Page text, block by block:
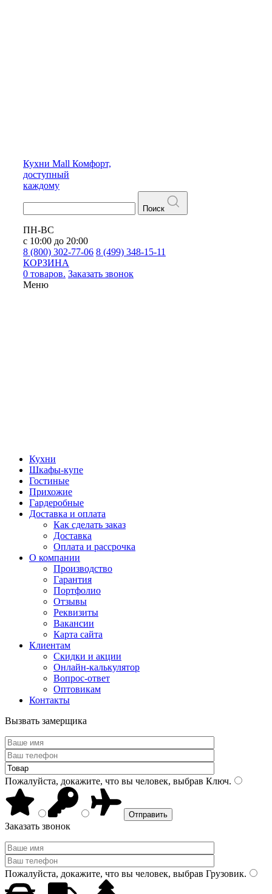
Кухни Mall Комфорт,
доступный
каждому
Поиск
ПН-ВС
с 10:00 до 20:00
8 (800) 302-77-06 8 (499) 348-15-11
КОРЗИНА
0 товаров. Заказать звонок
Меню
Кухни
Шкафы-купе
Гостиные
Прихожие
Гардеробные
Доставка и оплата
Как сделать заказ
Доставка
Оплата и рассрочка
О компании
Производство
Гарантия
Портфолио
Отзывы
Реквизиты
Вакансии
Карта сайта
Клиентам
Скидки и акции
Онлайн-калькулятор
Вопрос-ответ
Оптовикам
Контакты
Вызвать замерщика
Пожалуйста, докажите, что вы человек, выбрав Ключ.
Заказать звонок
Пожалуйста, докажите, что вы человек, выбрав Грузовик.